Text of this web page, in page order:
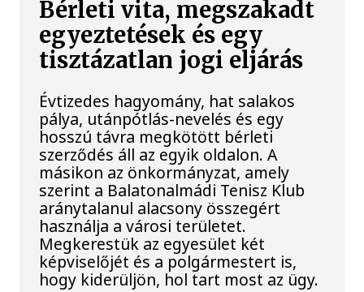
Bérleti vita, megszakadt
egyeztetések és egy
tisztázatlan jogi eljárás
Évtizedes hagyomány, hat salakos
pálya, utánpótlás-nevelés és egy
hosszú távra megkötött bérleti
szerződés áll az egyik oldalon. A
másikon az önkormányzat, amely
szerint a Balatonalmádi Tenisz Klub
aránytalanul alacsony összegért
használja a városi területet.
Megkerestük az egyesület két
képviselőjét és a polgármestert is,
hogy kiderüljön, hol tart most az ügy.